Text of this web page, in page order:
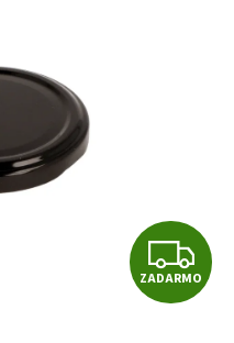
Z
A
ZADARMO